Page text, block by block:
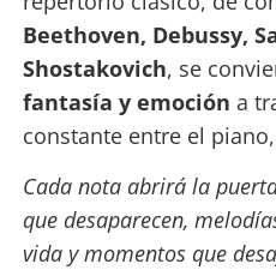
Beethoven, Debussy,
Shostakovich, se
fantasía y emoción a
constante entre el
Cada nota abrirá la
que desaparecen,
vida y momentos que